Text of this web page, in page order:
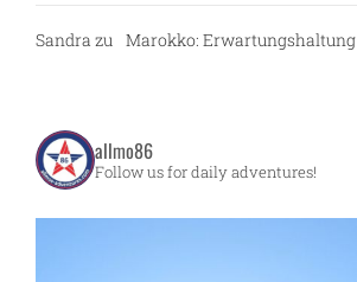
Sandra zu Marokko: Erwartungshaltung
allmo86
Follow us for daily adventures!